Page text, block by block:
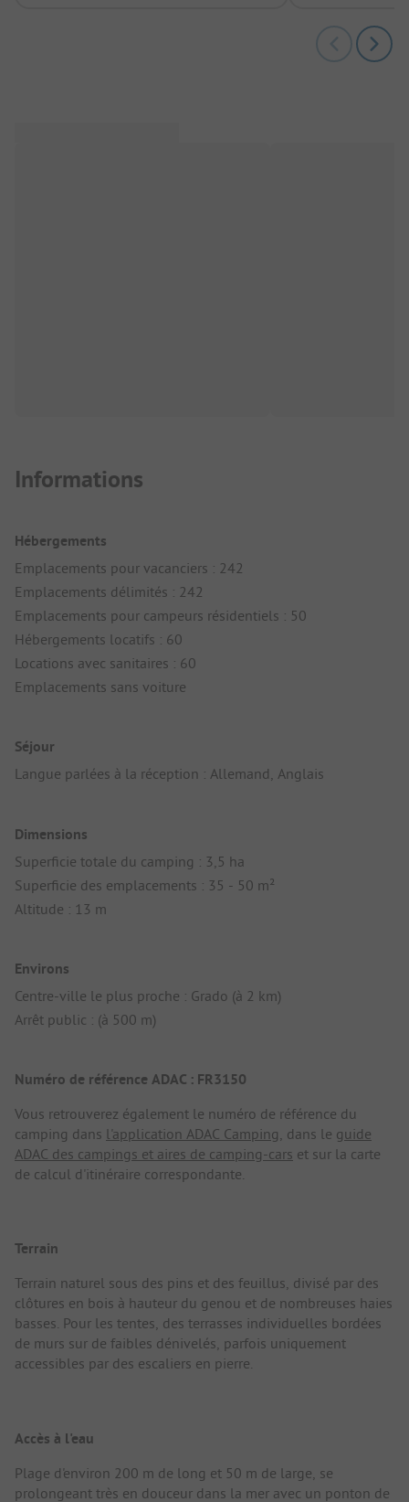
Informations
Hébergements
Emplacements pour vacanciers : 242
Emplacements délimités : 242
Emplacements pour campeurs résidentiels : 50
Hébergements locatifs : 60
Locations avec sanitaires : 60
Emplacements sans voiture
Séjour
Langue parlées à la réception : Allemand, Anglais
Dimensions
Superficie totale du camping : 3,5 ha
Superficie des emplacements : 35 - 50 m²
Altitude : 13 m
Environs
Centre-ville le plus proche : Grado (à 2 km)
Arrêt public : (à 500 m)
Numéro de référence ADAC : FR3150
Vous retrouverez également le numéro de référence du
camping dans l'application ADAC Camping, dans le guide
ADAC des campings et aires de camping-cars et sur la carte
de calcul d'itinéraire correspondante.
Terrain
Terrain naturel sous des pins et des feuillus, divisé par des
clôtures en bois à hauteur du genou et de nombreuses haies
basses. Pour les tentes, des terrasses individuelles bordées
de murs sur de faibles dénivelés, parfois uniquement
accessibles par des escaliers en pierre.
Accès à l'eau
Plage d'environ 200 m de long et 50 m de large, se
prolongeant très en douceur dans la mer avec un ponton de